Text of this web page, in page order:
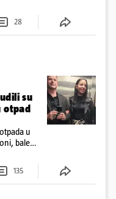
28
su
otpad
u
bale
135